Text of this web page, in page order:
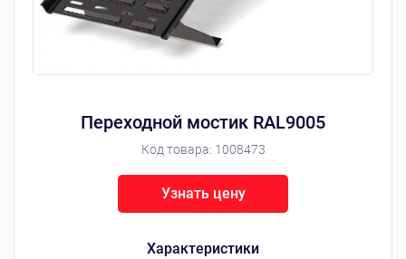
Переходной мостик RAL9005
Код товара: 1008473
Характеристики
Узнать цену